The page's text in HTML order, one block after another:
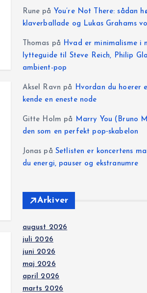
Rune på You’re Not There: sådan
klaverballade og Lukas Grahams
Thomas på Hvad er minimalisme i
lytteguide til Steve Reich, Philip
ambient-pop
Aksel Ravn på Hvordan du hoerer
kende en eneste node
Gitte Holm på Marry You (Bruno
den som en perfekt pop‑skabelon
Jonas på Setlisten er koncertens
du energi, pauser og ekstranumre
Arkiver
august 2026
juli 2026
juni 2026
maj 2026
april 2026
marts 2026